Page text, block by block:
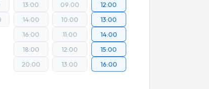
13:00
14:00
16:00
18:00
20:00
09:00
10:00
11:00
12:00
13:00
12:00
13:00
14:00
15:00
16:00